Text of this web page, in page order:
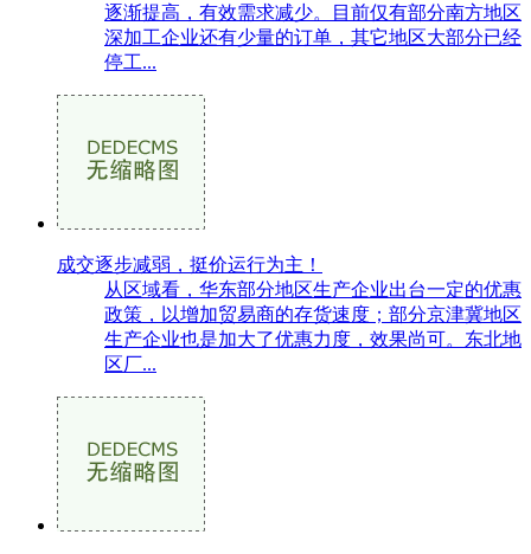
逐渐提高，有效需求减少。目前仅有部分南方地区
深加工企业还有少量的订单，其它地区大部分已经
停工...
成交逐步减弱，挺价运行为主！
从区域看，华东部分地区生产企业出台一定的优惠
政策，以增加贸易商的存货速度；部分京津冀地区
生产企业也是加大了优惠力度，效果尚可。东北地
区厂...